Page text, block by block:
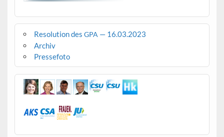
Resolution des GPA — 16.03.2023
Archiv
Pressefoto